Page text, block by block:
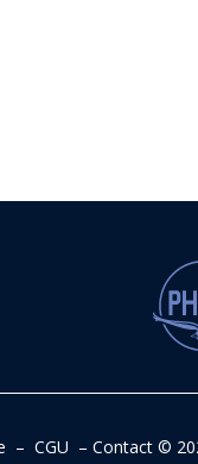
– CGU – Contact©